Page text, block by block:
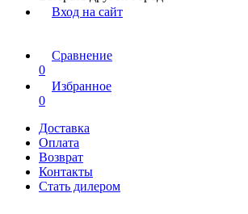
Вход на сайт
Сравнение
0
Избранное
0
Доставка
Оплата
Возврат
Контакты
Стать дилером